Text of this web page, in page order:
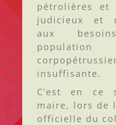
pétrolières et
judicieux et
aux
population
insuffisante.
C’est en ce
maire, lors de
officielle du